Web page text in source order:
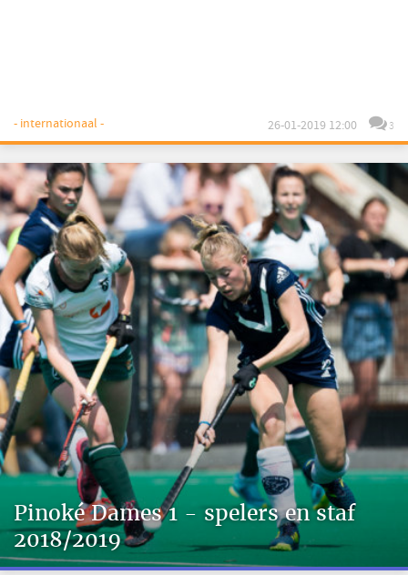
- internationaal - 26-01-2019 12:00 3
Pinoké Dames 1 - spelers en staf
2018/2019